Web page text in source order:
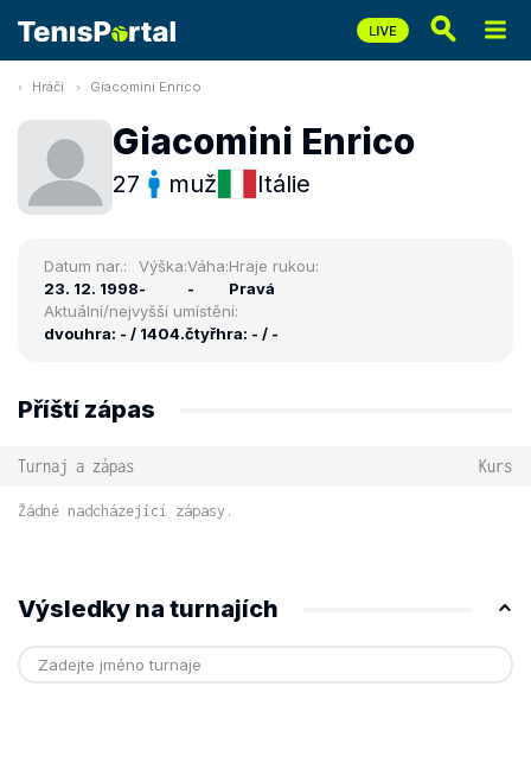
Hráči Giacomini Enrico
Giacomini Enrico
27 muž Itálie
Datum nar.:
23. 12. 1998
Výška:
-
Váha:
-
Hraje rukou:
Pravá
Aktuální/nejvyšší umístění:
dvouhra: - / 1404.čtyřhra: - / -
Příští zápas
Turnaj a zápas Kurs
Žádné nadcházející zápasy.
Výsledky na turnajích